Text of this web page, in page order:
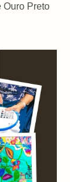
Ouro Preto